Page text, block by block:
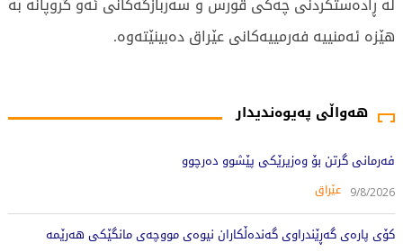
هەواڵی پەیوەندیدار
فەرمانی گرتن بۆ وەزیرێکی پێشوو دەرچوو
9/8/2026 عێراق
کۆی پارەی گەڕێندراوی گەندەڵکاران نیوەی مووچەی مانگێکی هەرێمە
هێزە ئەمنییە فەرمییەکانی عێراق دەبینێتەوە.